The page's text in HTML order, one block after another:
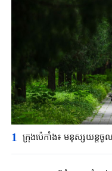
1 ក្រុងប៉េកាំង​៖ មនុស្សយន្ត​ចូ